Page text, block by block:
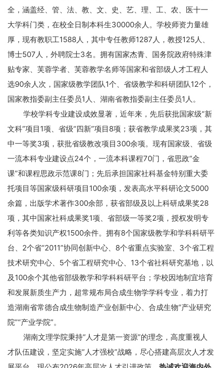
全，涵盖经、管、法、教、文、史、艺、理、工、农、医十一
大学科门类，在校全日制本科生30000余人。学校师资力量雄
厚，现有教职工1588人，其中专任教师1287人，教授125人、
博士507人，外聘院士3名。拥有国家杰青、国务院政府特殊津
贴专家、芙蓉学者、芙蓉教学名师等国家和省部级人才工程人
选90余人次，国家级教学团队1个、省级教学和科研团队12个，
国家教指委副主任委员1 人、湖南省教指委副主任委员1 人。
学校学科专业建设成效显著，近年来，先后获批国家级“新
文科”项目 1项、省级“四新”项目 8项；获省教学成果奖23项，其
中一等奖3项，获批省级教改项目 300余项。现有国家级、省级
一流本科专业建设点24个，一流本科课程70门，省思政“金
课”和课程思政示范课8门；先后承担国家社科基金特别重大委
托项目等国家级科研项目 100余项，发表高水平科研论文5000
余篇，出版学术著作300余部，获省部级及以上科研成果奖28
项，其中国家社科成果奖1项、省部级一等奖2项，授权发明专
利等各类知识产权1500余件。拥有8个国家级教学和学科科研平
台、 2个省“2011”协同创新中心、 8个省重点实验室、 3个省工程
技术研究中心、 5个省工程研究中心、 13个省社科研究基地，以
及 100余个其他省部级教学和学科科研平台；学校因地制宜培育
和发展新质生产力，超常规布局合成生物学学科专业，着力打
造湖南省常德合成生物制造产业创新中心、合成生物“产业研究
院”“产业学院”。
湖南文理学院秉持“人才是第一资源”的理念，高度重视人
才队伍建设，坚定实施“人才强校”战略，尽心搭建高层次人才发